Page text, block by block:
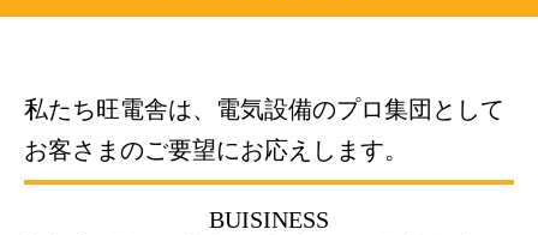
私たち旺電舎は、電気設備のプロ集団として
お客さまのご要望にお応えします。
BUISINESS